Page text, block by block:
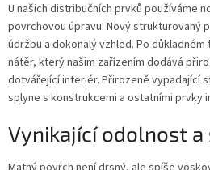
U našich distribučních prvků používáme
povrchovou úpravu. Nový strukturovaný
údržbu a dokonalý vzhled. Po
nátěr, který našim zařízením dodává
dotvářející interiér. Přirozeně vypadající
splyne s konstrukcemi a ostatními prvky
Vynikající odolnost a